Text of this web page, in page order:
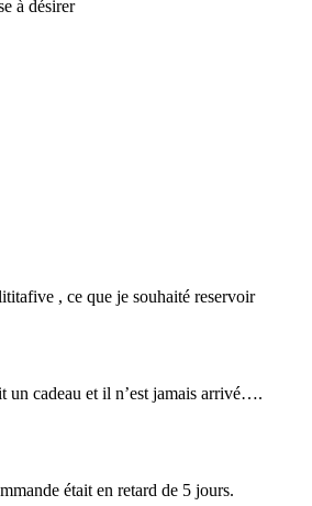
à désirer
, ce que je souhaité reservoir
cadeau et il n’est jamais arrivé….
était en retard de 5 jours.